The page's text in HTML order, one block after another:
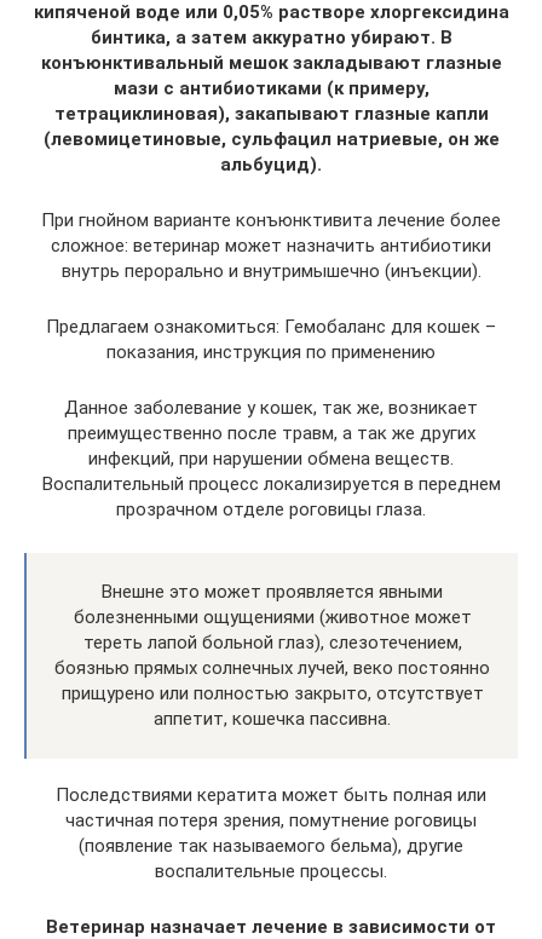
кипяченой воде или 0,05% растворе хлоргексидина
бинтика, а затем аккуратно убирают. В
конъюнктивальный мешок закладывают глазные
мази с антибиотиками (к примеру,
тетрациклиновая), закапывают глазные капли
(левомицетиновые, сульфацил натриевые, он же
альбуцид).
При гнойном варианте конъюнктивита лечение более
сложное: ветеринар может назначить антибиотики
внутрь перорально и внутримышечно (инъекции).
Предлагаем ознакомиться: Гемобаланс для кошек –
показания, инструкция по применению
Данное заболевание у кошек, так же, возникает
преимущественно после травм, а так же других
инфекций, при нарушении обмена веществ.
Воспалительный процесс локализируется в переднем
прозрачном отделе роговицы глаза.
Внешне это может проявляется явными
болезненными ощущениями (животное может
тереть лапой больной глаз), слезотечением,
боязнью прямых солнечных лучей, веко постоянно
прищурено или полностью закрыто, отсутствует
аппетит, кошечка пассивна.
Последствиями кератита может быть полная или
частичная потеря зрения, помутнение роговицы
(появление так называемого бельма), другие
воспалительные процессы.
Ветеринар назначает лечение в зависимости от